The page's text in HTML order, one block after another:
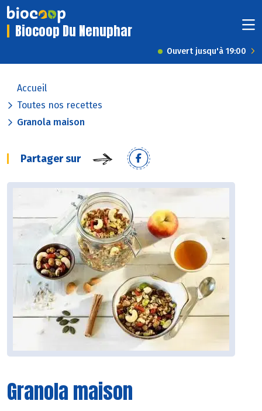
Biocoop Du Nenuphar
Ouvert jusqu'à 19:00
Accueil
Toutes nos recettes
Granola maison
Partager sur
Granola maison